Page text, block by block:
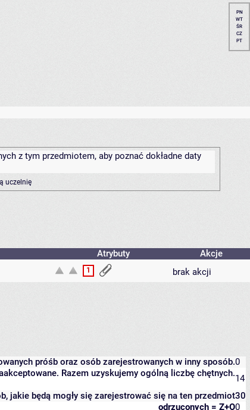
PN
WT
ŚR
CZ
PT
z tym przedmiotem, aby poznać dokładne daty
uczelnię
Atrybuty
Akcje
1 brak akcji
próśb oraz osób zarejestrowanych w inny sposób.0
Razem uzyskujemy ogólną liczbę chętnych.14
jakie będą mogły się zarejestrować się na ten przedmiot30
odrzuconych = Z+O0